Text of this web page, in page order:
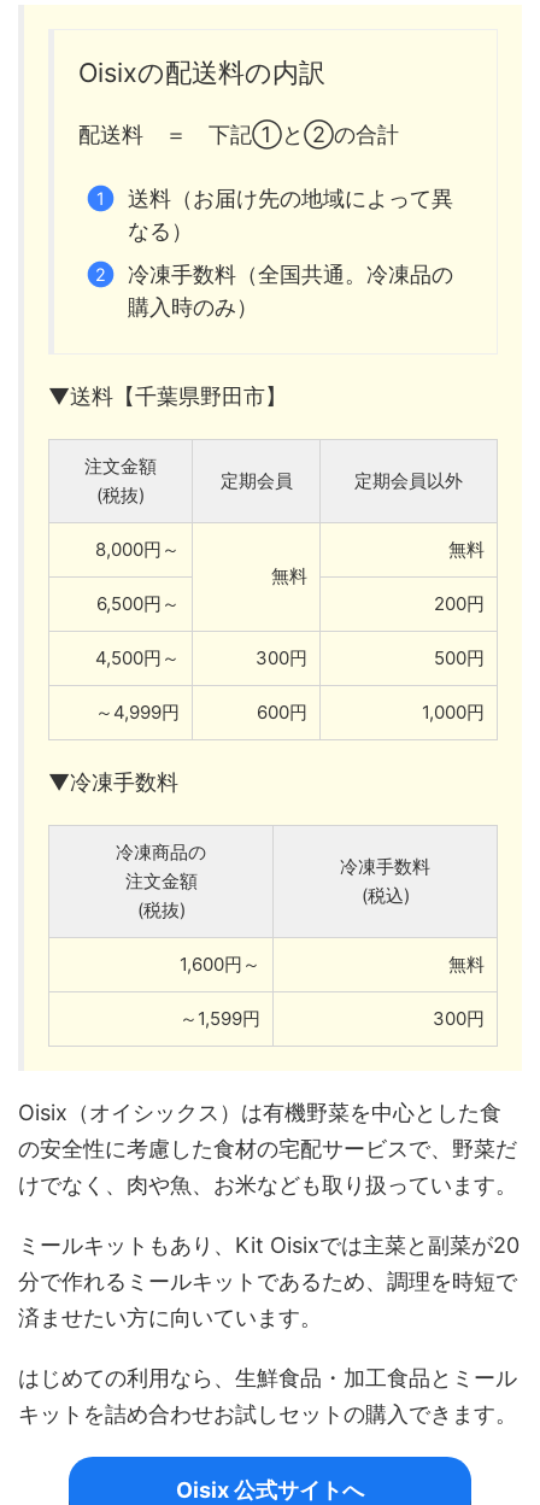
Oisixの配送料の内訳
配送料 ＝ 下記①と②の合計
送料（お届け先の地域によって異
なる）
冷凍手数料（全国共通。冷凍品の
購入時のみ）
▼送料【千葉県野田市】
注文金額
(税抜)
定期会員 定期会員以外
8,000円～
無料
無料
6,500円～ 200円
4,500円～ 300円 500円
～4,999円 600円 1,000円
▼冷凍手数料
冷凍商品の
注文金額
(税抜)
冷凍手数料
(税込)
1,600円～ 無料
～1,599円 300円
Oisix（オイシックス）は有機野菜を中心とした食
の安全性に考慮した食材の宅配サービスで、野菜だ
けでなく、肉や魚、お米なども取り扱っています。
ミールキットもあり、Kit Oisixでは主菜と副菜が20
分で作れるミールキットであるため、調理を時短で
済ませたい方に向いています。
はじめての利用なら、生鮮食品・加工食品とミール
キットを詰め合わせお試しセットの購入できます。
Oisix 公式サイトへ